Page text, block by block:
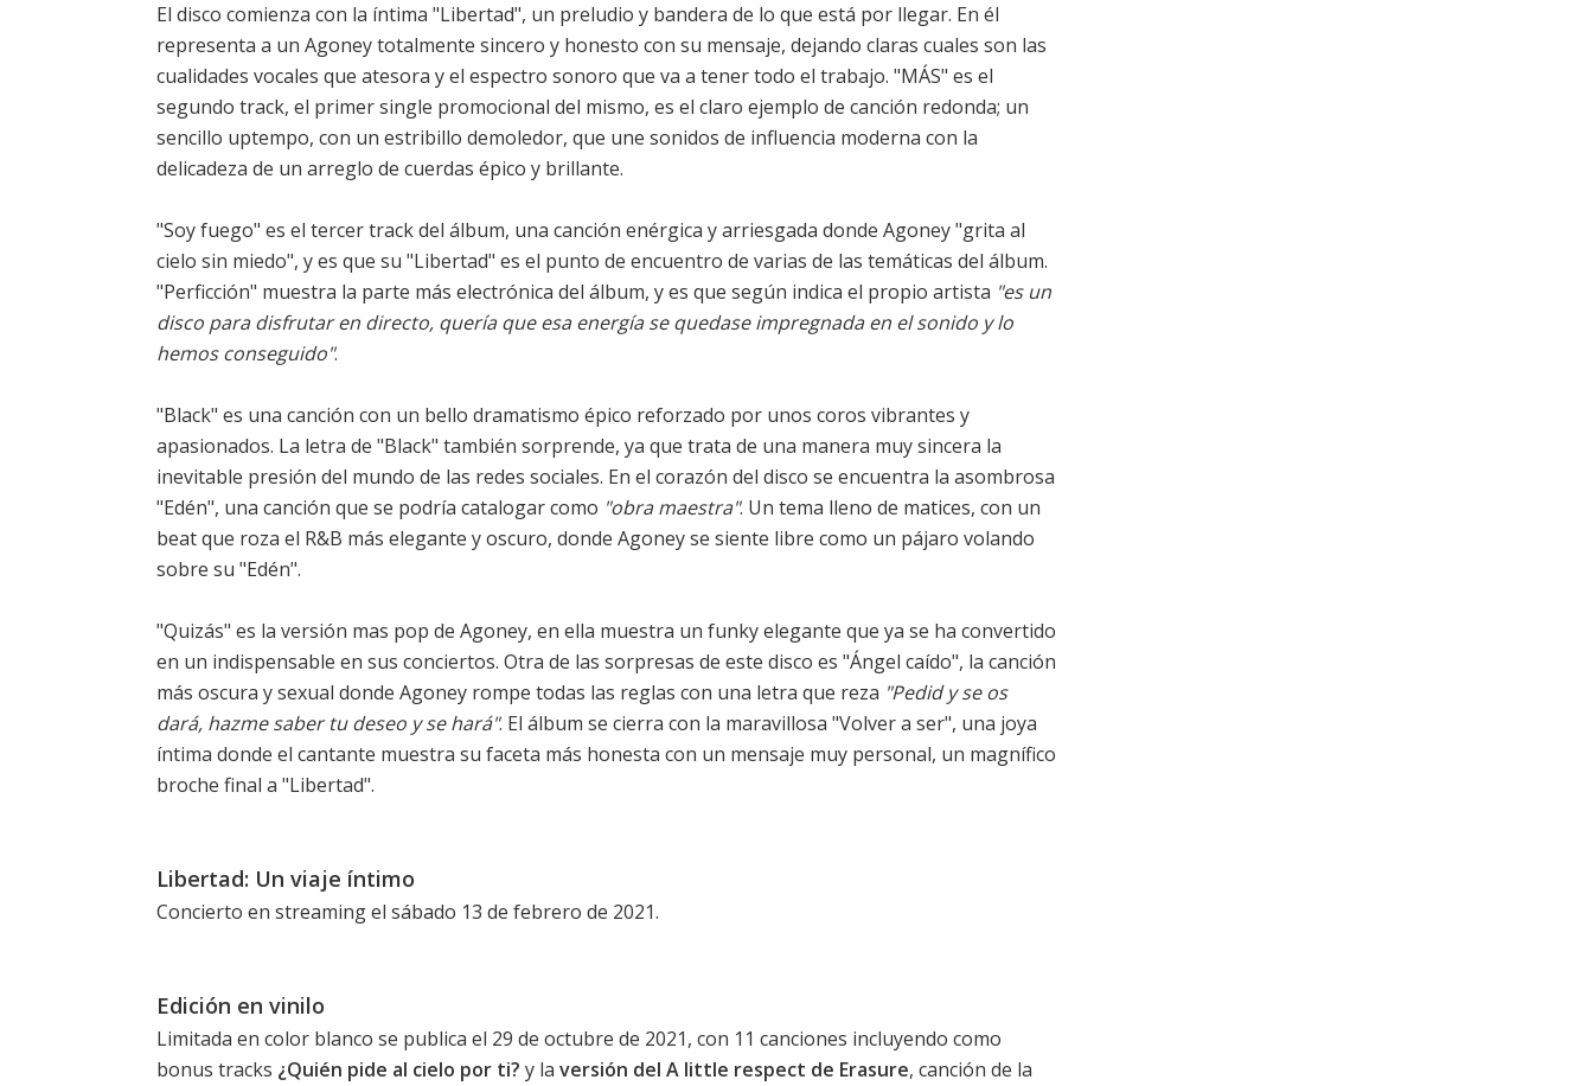
El disco comienza con la íntima "Libertad", un preludio y bandera de lo que está por llegar. En él
representa a un Agoney totalmente sincero y honesto con su mensaje, dejando claras cuales son las
cualidades vocales que atesora y el espectro sonoro que va a tener todo el trabajo. "MÁS" es el
segundo track, el primer single promocional del mismo, es el claro ejemplo de canción redonda; un
sencillo uptempo, con un estribillo demoledor, que une sonidos de influencia moderna con la
delicadeza de un arreglo de cuerdas épico y brillante.
"Soy fuego" es el tercer track del álbum, una canción enérgica y arriesgada donde Agoney "grita al
cielo sin miedo", y es que su "Libertad" es el punto de encuentro de varias de las temáticas del álbum.
"Perficción" muestra la parte más electrónica del álbum, y es que según indica el propio artista "es un
disco para disfrutar en directo, quería que esa energía se quedase impregnada en el sonido y lo
hemos conseguido".
"Black" es una canción con un bello dramatismo épico reforzado por unos coros vibrantes y
apasionados. La letra de "Black" también sorprende, ya que trata de una manera muy sincera la
inevitable presión del mundo de las redes sociales. En el corazón del disco se encuentra la asombrosa
"Edén", una canción que se podría catalogar como "obra maestra". Un tema lleno de matices, con un
beat que roza el R&B más elegante y oscuro, donde Agoney se siente libre como un pájaro volando
sobre su "Edén".
"Quizás" es la versión mas pop de Agoney, en ella muestra un funky elegante que ya se ha convertido
en un indispensable en sus conciertos. Otra de las sorpresas de este disco es "Ángel caído", la canción
más oscura y sexual donde Agoney rompe todas las reglas con una letra que reza "Pedid y se os
dará, hazme saber tu deseo y se hará". El álbum se cierra con la maravillosa "Volver a ser", una joya
íntima donde el cantante muestra su faceta más honesta con un mensaje muy personal, un magnífico
broche final a "Libertad".
Libertad: Un viaje íntimo
Concierto en streaming el sábado 13 de febrero de 2021.
Edición en vinilo
Limitada en color blanco se publica el 29 de octubre de 2021, con 11 canciones incluyendo como
bonus tracks ¿Quién pide al cielo por ti? y la versión del A little respect de Erasure, canción de la